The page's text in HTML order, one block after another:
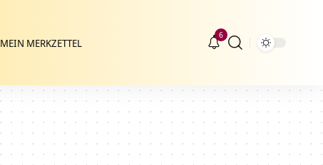
MEIN MERKZETTEL
6